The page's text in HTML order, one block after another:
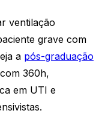
ventilação
grave com
a pós-graduação
360h,
em UTI e